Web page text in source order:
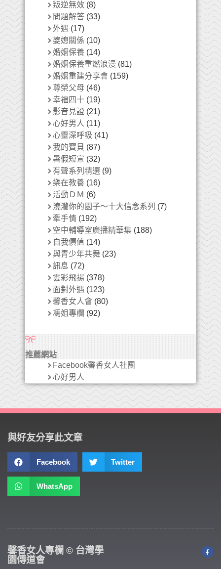
叛逆無效 (8)
問題解答 (33)
外遇 (17)
婆媳關係 (10)
婚姻保養 (14)
婚姻保養重燃浪漫 (81)
婚姻重建分享會 (159)
尊榮父母 (46)
幸福四十 (19)
影音見證 (21)
心好男人 (11)
心靈深呼吸 (41)
我的寶貝 (87)
暑假短宣 (32)
有聲系列精選 (9)
樂在教養 (16)
活動ＤＭ (6)
澆灌你的園子～十大信念系列 (7)
牽手情 (192)
空中輔導室廣播精華集 (188)
自我價值 (14)
與青少年共舞 (23)
訊息 (72)
雲彩飛揚 (378)
面對外遇 (123)
馨香女人會 (80)
馮姐專欄 (92)
推薦網站
Facebook馨香女人社團
心好男人
與好友分享此文章
Facebook Twitter
WhatsApp
馨香女人專欄 © 台灣學
園傳道會